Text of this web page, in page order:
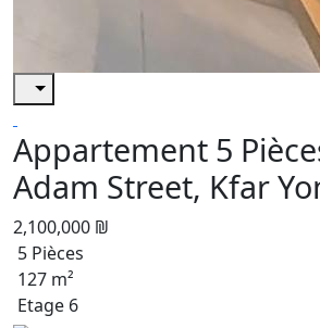
Appartement 5
Adam Street, Kfar
2,100,000 ₪
5 Pièces
127 m²
Etage 6